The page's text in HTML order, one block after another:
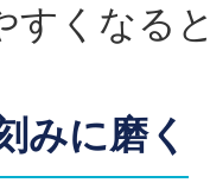
すくなる
みに磨く